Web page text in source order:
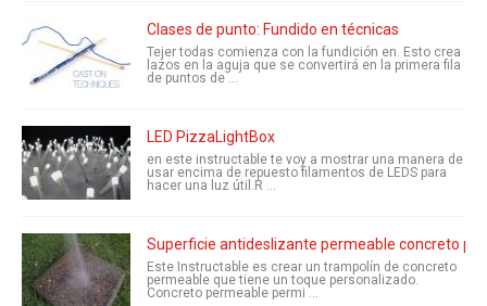
Clases de punto: Fundido en técnicas
Tejer todas comienza con la fundición en. Esto crea
lazos en la aguja que se convertirá en la primera fila
de puntos de ...
LED PizzaLightBox
en este instructable te voy a mostrar una manera de
usar encima de repuesto filamentos de LEDS para
hacer una luz útil.R ...
Superficie antideslizante permeable concreto
Este Instructable es crear un trampolín de concreto
permeable que tiene un toque personalizado.
Concreto permeable permi ...